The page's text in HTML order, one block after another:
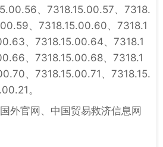
、7318.15.00.57、7318.
、7318.15.00.60、7318.1
、7318.15.00.64、7318.1
、7318.15.00.68、7318.1
、7318.15.00.71、7318.15.
。
国外官网、中国贸易救济信息网